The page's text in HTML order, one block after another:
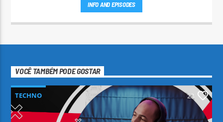
INFO AND EPISODES
VOCÊ TAMBÉM PODE GOSTAR
TECHNO 23